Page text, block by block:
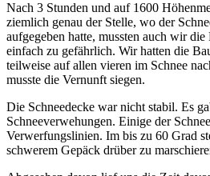
Nach 3 Stunden und auf 1600
ziemlich genau der Stelle, wo der
aufgegeben hatte, mussten auch wir
einfach zu gefährlich. Wir hatten die
teilweise auf allen vieren im Schnee
musste die Vernunft siegen.
Die Schneedecke war nicht stabil. Es
Schneeverwehungen. Einige der
Verwerfungslinien. Im bis zu 60 Grad
schwerem Gepäck drüber zu